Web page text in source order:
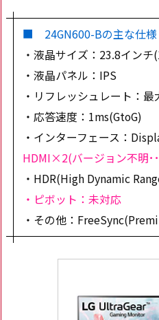
■ 24GN600-Bの主な仕様
・液晶サイズ：23.8イン
・液晶パネル：IPS
・リフレッシュレート：最
・応答速度：1ms(GtoG)
・インターフェース：
HDMI×2(バージョン不明･
・HDR(High Dynamic
・ピボット：未対応
・その他：